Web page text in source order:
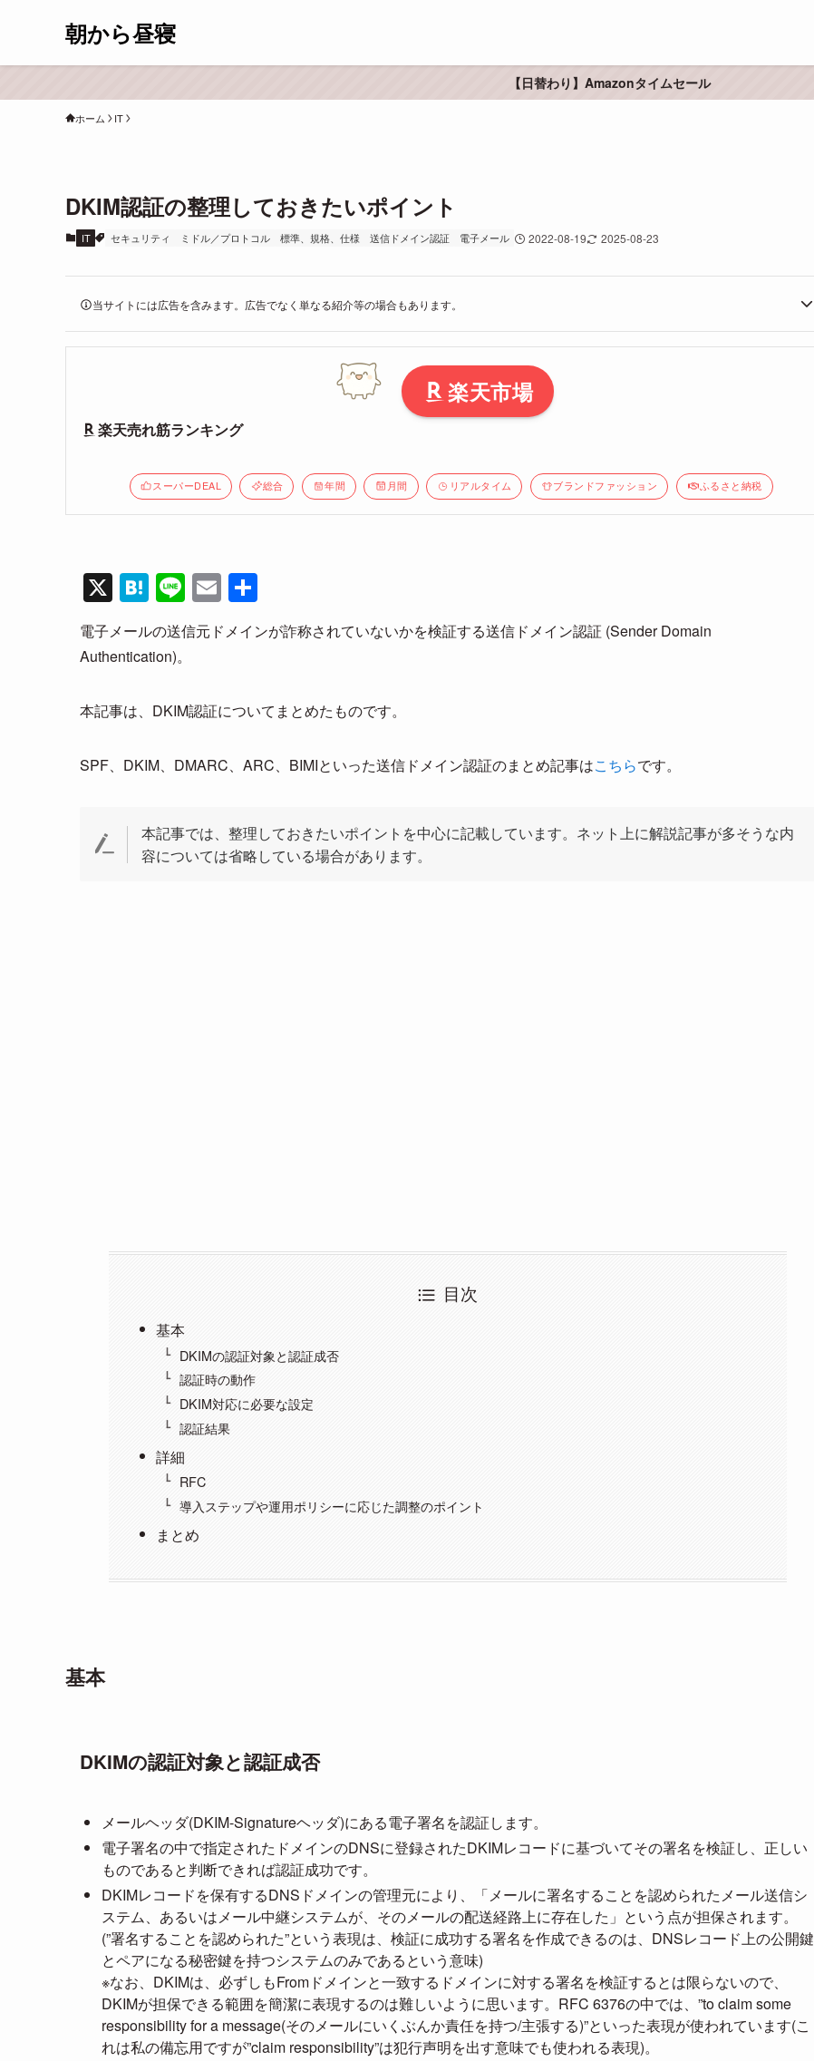
朝から昼寝
【日替わり】Amazonタイムセール
ホーム IT
DKIM認証の整理しておきたいポイント
IT セキュリティ ミドル／プロトコル 標準、規格、仕様 送信ドメイン認証 電子メール 2022-08-19 2025-08-23
当サイトには広告を含みます。広告でなく単なる紹介等の場合もあります。
楽天市場
楽天売れ筋ランキング
スーパーDEAL 総合 年間 月間 リアルタイム ブランドファッション ふるさと納税
X H
at
e
n
a
Li
n
e
E
m
ail
有
電子メールの送信元ドメインが詐称されていないかを検証する送信ドメイン認証 (Sender Domain
Authentication)。
本記事は、DKIM認証についてまとめたものです。
SPF、DKIM、DMARC、ARC、BIMIといった送信ドメイン認証のまとめ記事はこちらです。
本記事では、整理しておきたいポイントを中心に記載しています。ネット上に解説記事が多そうな内
容については省略している場合があります。
目次
基本
DKIMの認証対象と認証成否
認証時の動作
DKIM対応に必要な設定
認証結果
詳細
RFC
導入ステップや運用ポリシーに応じた調整のポイント
まとめ
基本
DKIMの認証対象と認証成否
メールヘッダ(DKIM-Signatureヘッダ)にある電子署名を認証します。
電子署名の中で指定されたドメインのDNSに登録されたDKIMレコードに基づいてその署名を検証し、正しい
ものであると判断できれば認証成功です。
DKIMレコードを保有するDNSドメインの管理元により、「メールに署名することを認められたメール送信シ
ステム、あるいはメール中継システムが、そのメールの配送経路上に存在した」という点が担保されます。
(”署名することを認められた”という表現は、検証に成功する署名を作成できるのは、DNSレコード上の公開鍵
とペアになる秘密鍵を持つシステムのみであるという意味)
※なお、DKIMは、必ずしもFromドメインと一致するドメインに対する署名を検証するとは限らないので、
DKIMが担保できる範囲を簡潔に表現するのは難しいように思います。RFC 6376の中では、”to claim some
responsibility for a message(そのメールにいくぶんか責任を持つ/主張する)”といった表現が使われています(こ
れは私の備忘用ですが”claim responsibility”は犯行声明を出す意味でも使われる表現)。